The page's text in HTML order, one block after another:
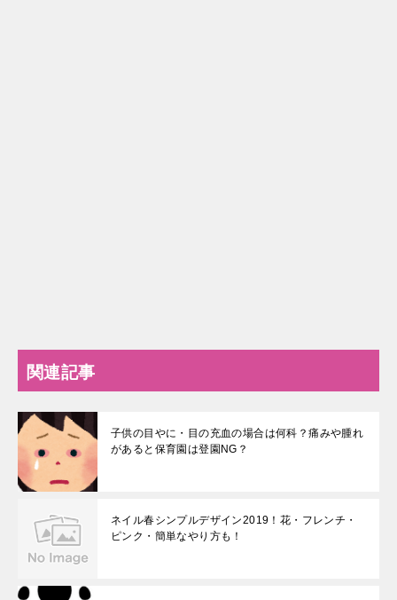
関連記事
子供の目やに・目の充血の場合は何科？痛みや腫れ
があると保育園は登園NG？
ネイル春シンプルデザイン2019！花・フレンチ・
ピンク・簡単なやり方も！